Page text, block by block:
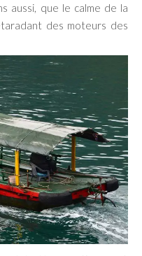
aussi, que le calme de la
des moteurs des